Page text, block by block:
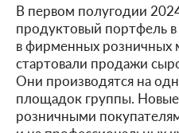
В первом полугодии
продуктовый портфель
в фирменных розничных
стартовали продажи
Они производятся на
площадок группы.
розничными